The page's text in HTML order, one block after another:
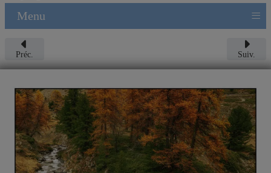
Menu ≡
Préc. Suiv.